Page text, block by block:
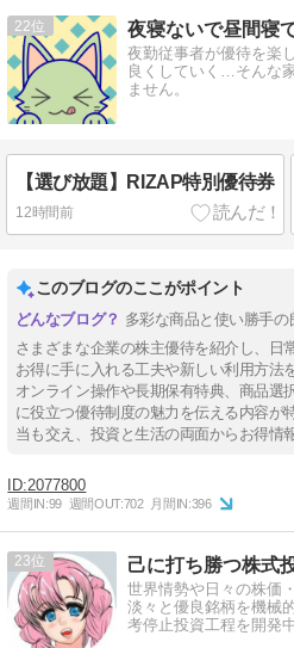
22 夜寝ないで昼間寝
夜勤従事者が優待を楽
良くしていく…そんな
ません。
【選び放題】RIZAP特別優待券
12時間前
このブログのここがポイント
多彩な商品と使い勝手の
さまざまな企業の株主優待を紹介し、日
お得に手に入れる工夫や新しい利用方法
オンライン操作や長期保有特典、商品選
に役立つ優待制度の魅力を伝える内容が
当も交え、投資と生活の両面からお得情
2077800
週間IN:99 週間OUT:702 月間IN:396
23 己に打ち勝つ株式
世界情勢や日々の株価
淡々と優良銘柄を機械
考停止投資工程を開発